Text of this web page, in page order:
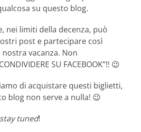
su questo blog.
nei limiti della decenza, può
post e partecipare così
vacanza. Non
SU FACEBOOK”!! 😉
di acquistare questi biglietti,
blog non serve a nulla! 😉
stay tuned!